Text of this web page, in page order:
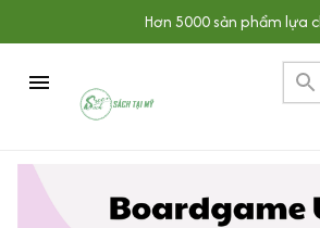
Hơn 5000 sản phẩm lựa